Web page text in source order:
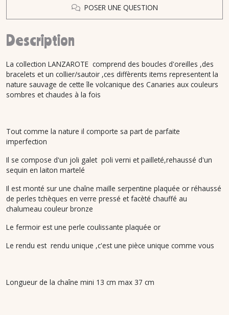
POSER UNE QUESTION
Description
La collection LANZAROTE comprend des boucles d'oreilles ,des
bracelets et un collier/sautoir ,ces diffèrents items representent la
nature sauvage de cette île volcanique des Canaries aux couleurs
sombres et chaudes à la fois
Tout comme la nature il comporte sa part de parfaite
imperfection
Il se compose d'un joli galet poli verni et pailleté,rehaussé d'un
sequin en laiton martelé
Il est monté sur une chaîne maille serpentine plaquée or réhaussé
de perles tchèques en verre pressé et facèté chauffé au
chalumeau couleur bronze
Le fermoir est une perle coulissante plaquée or
Le rendu est rendu unique ,c'est une pièce unique comme vous
Longueur de la chaîne mini 13 cm max 37 cm